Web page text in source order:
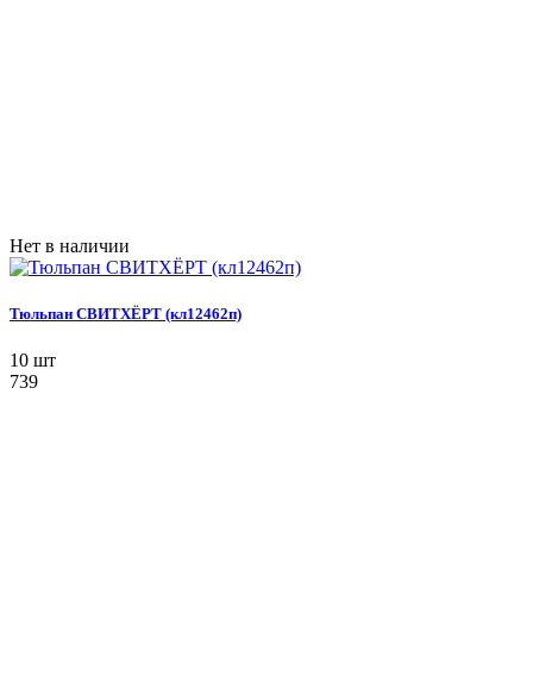
Нет в наличии
Тюльпан СВИТХЁРТ (кл12462п)
10 шт
739